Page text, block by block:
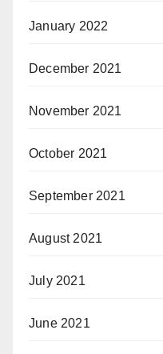
January 2022
December 2021
November 2021
October 2021
September 2021
August 2021
July 2021
June 2021